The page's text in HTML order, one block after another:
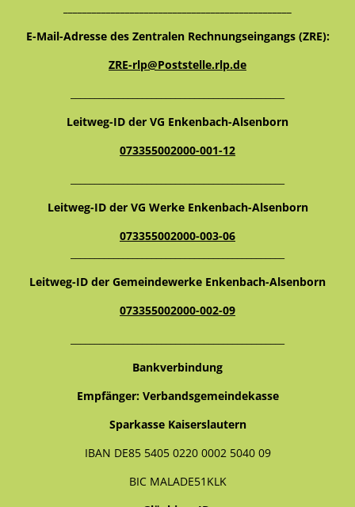
E-Mail-Adresse des Zentralen Rechnungseingangs (ZRE):
ZRE-rlp@Poststelle.rlp.de
Leitweg-ID der VG Enkenbach-Alsenborn
073355002000-001-12
Leitweg-ID der VG Werke Enkenbach-Alsenborn
073355002000-003-06
Leitweg-ID der Gemeindewerke Enkenbach-Alsenborn
073355002000-002-09
Bankverbindung
Empfänger: Verbandsgemeindekasse
Sparkasse Kaiserslautern
IBAN DE85 5405 0220 0002 5040 09
BIC MALADE51KLK